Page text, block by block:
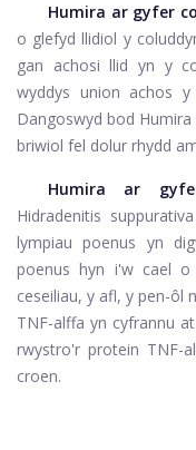
Humira ar gyfer
o glefyd llidiol y
gan achosi llid yn y
wyddys union achos
Dangoswyd bod
briwiol fel dolur rhydd
Humira ar
Hidradenitis
lympiau poenus yn
poenus hyn i'w cael
ceseiliau, y afl, y pen-ôl
TNF-alffa yn cyfrannu
rwystro'r protein TNF-
croen.